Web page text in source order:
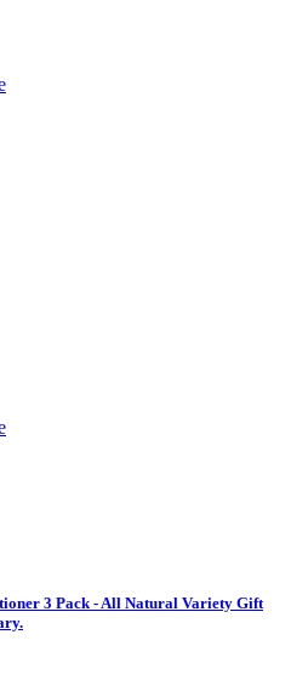
3 Pack - All Natural Variety Gift